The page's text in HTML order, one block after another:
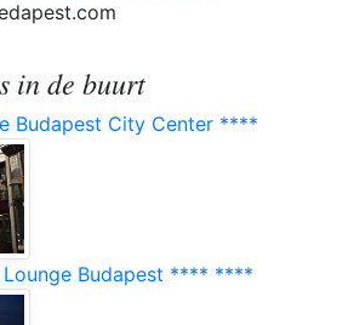
in de buurt
Budapest City Center ****
Budapest **** ****